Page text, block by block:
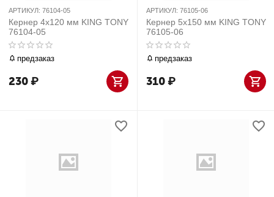
АРТИКУЛ: 76104-05
Кернер 4x120 мм KING TONY
76104-05
предзаказ
230₽
АРТИКУЛ: 76105-06
Кернер 5x150 мм KING TONY
76105-06
предзаказ
310₽